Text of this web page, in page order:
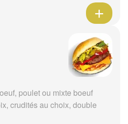
poulet ou mixte boeuf
crudités au choix, double